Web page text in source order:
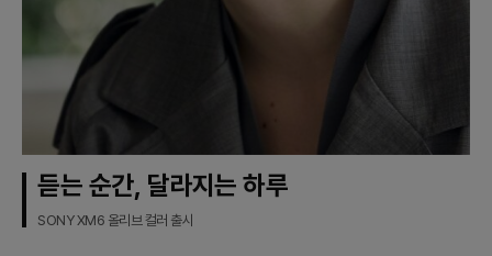
듣는 순간, 달라지는 하루
SONY XM6 올리브 컬러 출시